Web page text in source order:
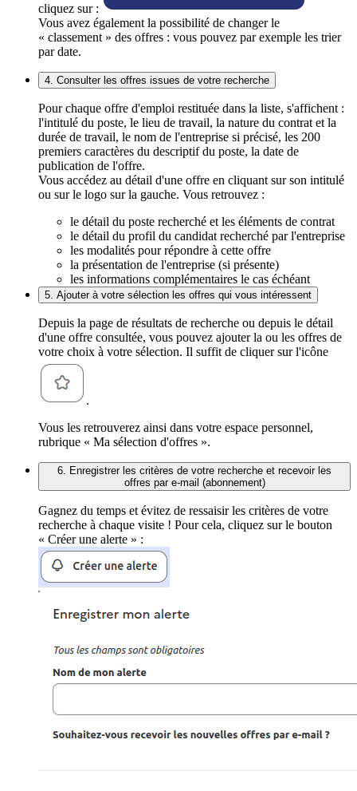
cliquez sur :
Vous avez également la possibilité de changer le
« classement » des offres : vous pouvez par exemple les trier
par date.
4. Consulter les offres issues de votre recherche
Pour chaque offre d'emploi restituée dans la liste, s'affichent :
l'intitulé du poste, le lieu de travail, la nature du contrat et la
durée de travail, le nom de l'entreprise si précisé, les 200
premiers caractères du descriptif du poste, la date de
publication de l'offre.
Vous accédez au détail d'une offre en cliquant sur son intitulé
ou sur le logo sur la gauche. Vous retrouvez :
le détail du poste recherché et les éléments de contrat
le détail du profil du candidat recherché par l'entreprise
les modalités pour répondre à cette offre
la présentation de l'entreprise (si présente)
les informations complémentaires le cas échéant
5. Ajouter à votre sélection les offres qui vous intéressent
Depuis la page de résultats de recherche ou depuis le détail
d'une offre consultée, vous pouvez ajouter la ou les offres de
votre choix à votre sélection. Il suffit de cliquer sur l'icône
.
Vous les retrouverez ainsi dans votre espace personnel,
rubrique « Ma sélection d'offres ».
6. Enregistrer les critères de votre recherche et recevoir les
offres par e-mail (abonnement)
Gagnez du temps et évitez de ressaisir les critères de votre
recherche à chaque visite ! Pour cela, cliquez sur le bouton
« Créer une alerte » :